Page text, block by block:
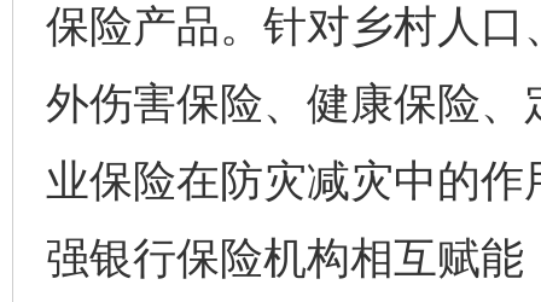
保险产品。针对乡村人
外伤害保险、健康保险
业保险在防灾减灾中的
强银行保险机构相互赋